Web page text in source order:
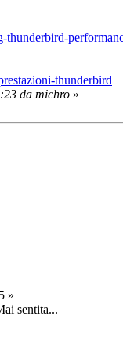
thunderbird-
thunderbird
da michro »
»
sentita...